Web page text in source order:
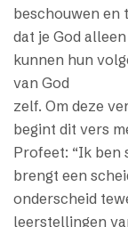
beschouwen en
dat je God
kunnen hun
van God
zelf. Om deze
begint dit vers
Profeet: “Ik ben
brengt een
onderscheid
leerstellingen